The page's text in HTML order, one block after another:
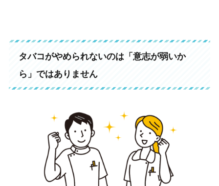
タバコがやめられないのは「意志が弱いか
ら」ではありません